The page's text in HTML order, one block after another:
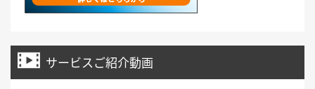
サービスご紹介動画